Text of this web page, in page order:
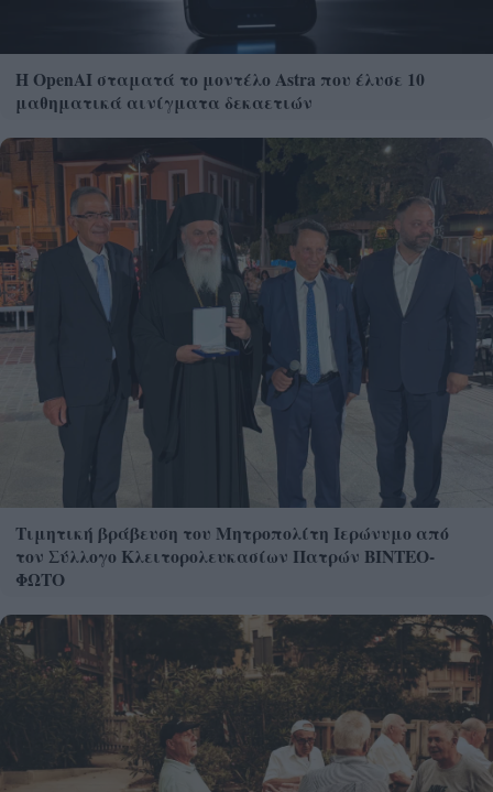
Η OpenAI σταματά το μοντέλο Astra που έλυσε 10
μαθηματικά αινίγματα δεκαετιών
Τιμητική βράβευση του Μητροπολίτη Ιερώνυμο από
τον Σύλλογο Κλειτορολευκασίων Πατρών ΒΙΝΤΕΟ-
ΦΩΤΟ